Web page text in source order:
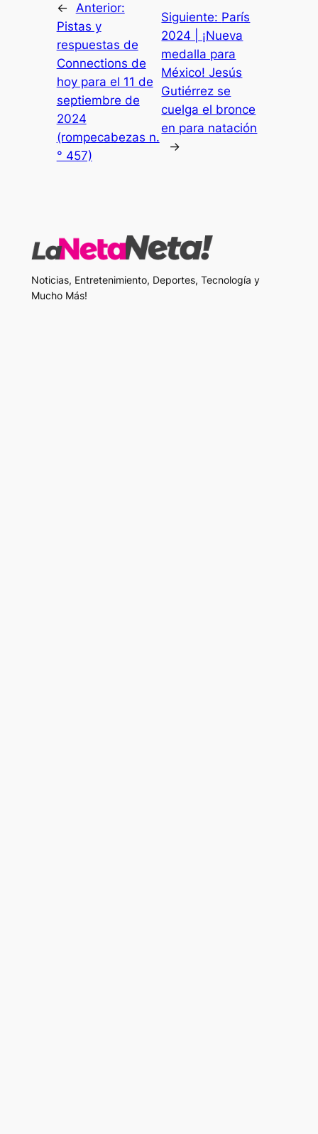
← Anterior:
Pistas y
respuestas de
Connections de
hoy para el 11 de
septiembre de
2024
(rompecabezas n.
° 457)
Siguiente: París
2024 | ¡Nueva
medalla para
México! Jesús
Gutiérrez se
cuelga el bronce
en para natación
→
Noticias, Entretenimiento, Deportes, Tecnología y
Mucho Más!